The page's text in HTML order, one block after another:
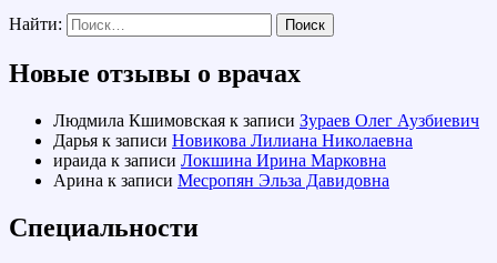
Найти:
Новые отзывы о врачах
Людмила Кшимовская к записи Зураев Олег Аузбиевич
Дарья к записи Новикова Лилиана Николаевна
ираида к записи Локшина Ирина Марковна
Арина к записи Месропян Эльза Давидовна
Специальности